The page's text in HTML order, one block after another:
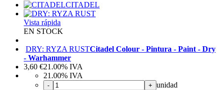
CITADEL
Vista rápida
EN STOCK
DRY: RYZA RUSTCitadel Colour - Pintura - Paint - Dry
- Warhammer
3,60 €21.00% IVA
21.00% IVA
- + unidad